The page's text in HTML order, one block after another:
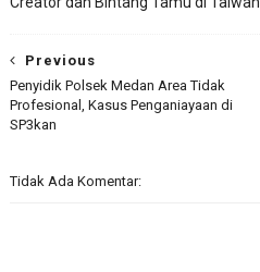
Previous
Penyidik Polsek Medan Area Tidak
Profesional, Kasus Penganiayaan di
SP3kan
Tidak Ada Komentar: